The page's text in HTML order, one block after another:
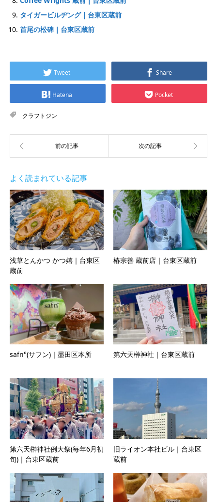
タイガービルヂング｜台東区蔵前
首尾の松碑｜台東区蔵前
Tweet Share
Hatena Pocket
クラフトジン
よく読まれている記事
浅草とんかつ かつ嬉｜台東区
蔵前
椿宗善 蔵前店｜台東区蔵前
safn°(サフン)｜墨田区本所 第六天榊神社｜台東区蔵前
第六天榊神社例大祭(毎年6月初
旬)｜台東区蔵前
旧ライオン本社ビル｜台東区
蔵前